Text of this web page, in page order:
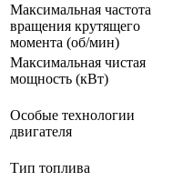
Максимальная частота
вращения крутящего
момента (об/мин)
Максимальная чистая
мощность (кВт)
Особые технологии
двигателя
Тип топлива